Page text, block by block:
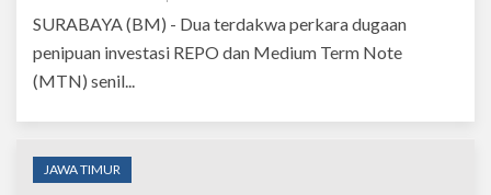
SURABAYA (BM) - Dua terdakwa perkara dugaan
penipuan investasi REPO dan Medium Term Note
(MTN) senil...
JAWA TIMUR